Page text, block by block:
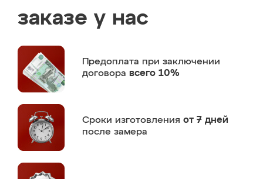
заказе у нас
Предоплата при заключении
договора всего 10%
Сроки изготовления от 7 дней
после замера